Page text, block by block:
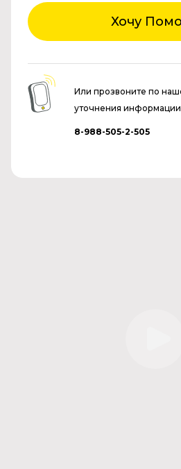
Хочу
Или прозвоните по
уточнения информации
8-988-505-2-505